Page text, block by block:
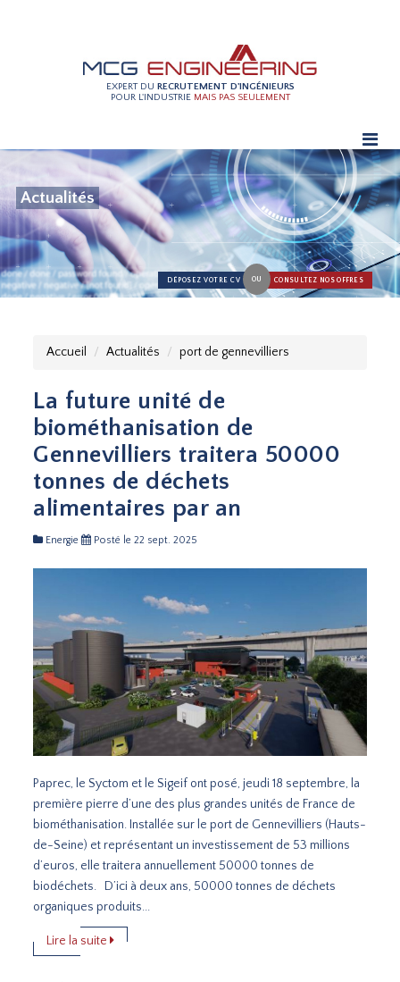
EXPERT DU RECRUTEMENT D'INGÉNIEURS
POUR L'INDUSTRIE MAIS PAS SEULEMENT
Actualités
DÉPOSEZ VOTRE CV OU CONSULTEZ NOS OFFRES
Accueil Actualités port de gennevilliers
La future unité de
biométhanisation de
Gennevilliers traitera 50000
tonnes de déchets
alimentaires par an
Energie Posté le 22 sept. 2025
Paprec, le Syctom et le Sigeif ont posé, jeudi 18 septembre, la
première pierre d’une des plus grandes unités de France de
biométhanisation. Installée sur le port de Gennevilliers (Hauts-
de-Seine) et représentant un investissement de 53 millions
d’euros, elle traitera annuellement 50000 tonnes de
biodéchets. D’ici à deux ans, 50000 tonnes de déchets
organiques produits...
Lire la suite